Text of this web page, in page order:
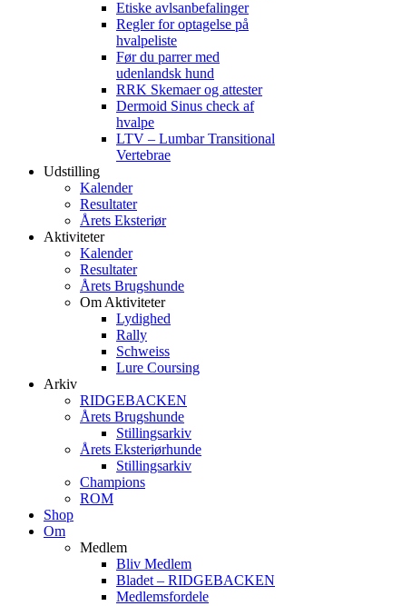
Etiske avlsanbefalinger
Regler for optagelse på
hvalpeliste
Før du parrer med
udenlandsk hund
RRK Skemaer og attester
Dermoid Sinus check af
hvalpe
LTV – Lumbar Transitional
Vertebrae
Udstilling
Kalender
Resultater
Årets Eksteriør
Aktiviteter
Kalender
Resultater
Årets Brugshunde
Om Aktiviteter
Lydighed
Rally
Schweiss
Lure Coursing
Arkiv
RIDGEBACKEN
Årets Brugshunde
Stillingsarkiv
Årets Eksteriørhunde
Stillingsarkiv
Champions
ROM
Shop
Om
Medlem
Bliv Medlem
Bladet – RIDGEBACKEN
Medlemsfordele